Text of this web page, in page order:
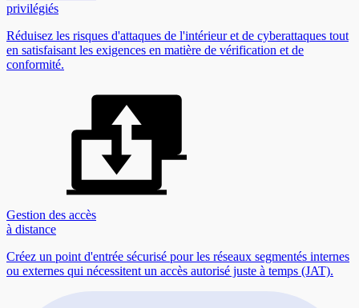
privilégiés
Réduisez les risques d'attaques de l'intérieur et de cyberattaques tout
en satisfaisant les exigences en matière de vérification et de
conformité.
Gestion des accès
à distance
Créez un point d'entrée sécurisé pour les réseaux segmentés internes
ou externes qui nécessitent un accès autorisé juste à temps (JAT).